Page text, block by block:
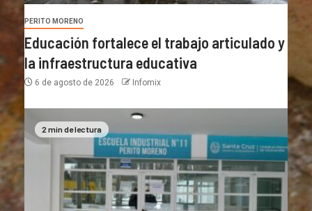
PERITO MORENO
Educación fortalece el trabajo articulado y
la infraestructura educativa
6 de agosto de 2026 Infomix
2 min de lectura